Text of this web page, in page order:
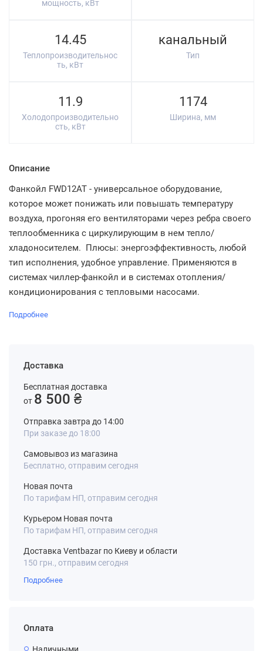
мощность, кВт
14.45
Теплопроизводительнос
ть, кВт
канальный
Тип
11.9
Холодопроизводительно
сть, кВт
1174
Ширина, мм
Описание
Фанкойл FWD12AT - универсальное оборудование,
которое может понижать или повышать температуру
воздуха, прогоняя его вентиляторами через ребра своего
теплообменника с циркулирующим в нем тепло/
хладоносителем. Плюсы: энергоэффективность, любой
тип исполнения, удобное управление. Применяются в
системах чиллер-фанкойл и в системах отопления/
кондиционирования с тепловыми насосами.
Подробнее
Доставка
Бесплатная доставка
от 8 500 ₴
Отправка завтра до 14:00
При заказе до 18:00
Самовывоз из магазина
Бесплатно, отправим сегодня
Новая почта
По тарифам НП, отправим сегодня
Курьером Новая почта
По тарифам НП, отправим сегодня
Доставка Ventbazar по Киеву и области
150 грн., отправим сегодня
Подробнее
Оплата